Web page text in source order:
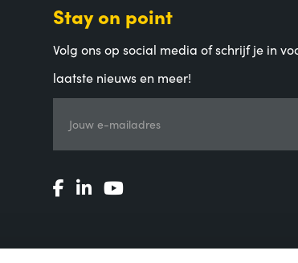
Stay on point
Volg ons op social media of schrijf je in
laatste nieuws en meer!
Jouw e-mailadres